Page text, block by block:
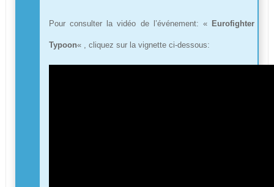
Pour consulter la vidéo de l’événement: « Eurofighter
Typoon« , cliquez sur la vignette ci-dessous: